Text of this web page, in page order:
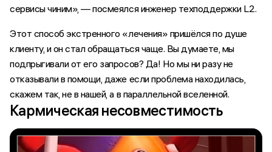
сервисы чиним», — посмеялся инженер техподдержки L2.
Этот способ экстренного «лечения» пришёлся по душе
клиенту, и он стал обращаться чаще. Вы думаете, мы
подпрыгивали от его запросов? Да! Но мы ни разу не
отказывали в помощи, даже если проблема находилась,
скажем так, не в нашей, а в параллельной вселенной.
Кармическая несовместимость